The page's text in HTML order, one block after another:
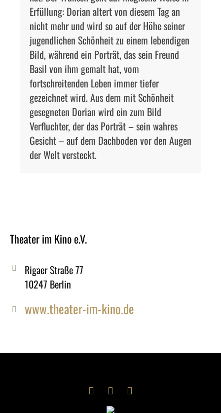
Erfüllung: Dorian altert von diesem Tag an
nicht mehr und wird so aufder Höhe seiner
jugendlichen Schönheit zu einem lebendigen
Bild, während ein Porträt, das sein Freund
Basil von ihm gemalt hat, vom
fortschreitenden Leben immer tiefer
gezeichnet wird. Aus dem mit Schönheit
gesegneten Dorian wird ein zum Bild
Verfluchter, der das Porträt – sein wahres
Gesicht – auf dem Dachboden vor den Augen
der Welt versteckt.
Theater im Kino e.V.
Rigaer Straße 77
10247 Berlin
www.theater-im-kino.de